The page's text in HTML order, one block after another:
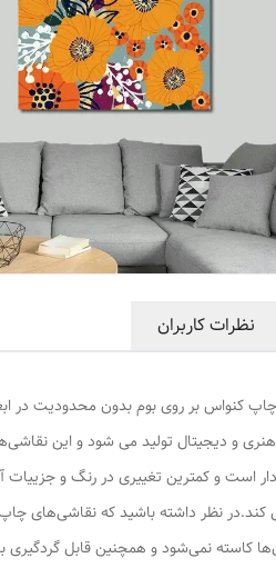
نظرات کاربران
چاپ کنواس بر روی بوم بدون محدودیت در
و دیجیتال تولید می شود و این
است و کمترین تغییری در رنگ و
کند.در نظر داشته باشید که نقاشی‌های
کاسته نمی‌شود و همچنین قابل گردگیری